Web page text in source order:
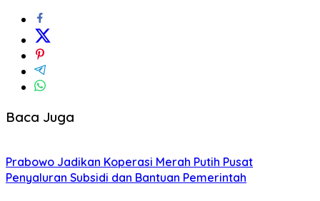
Baca Juga
Prabowo Jadikan Koperasi Merah Putih Pusat
Penyaluran Subsidi dan Bantuan Pemerintah